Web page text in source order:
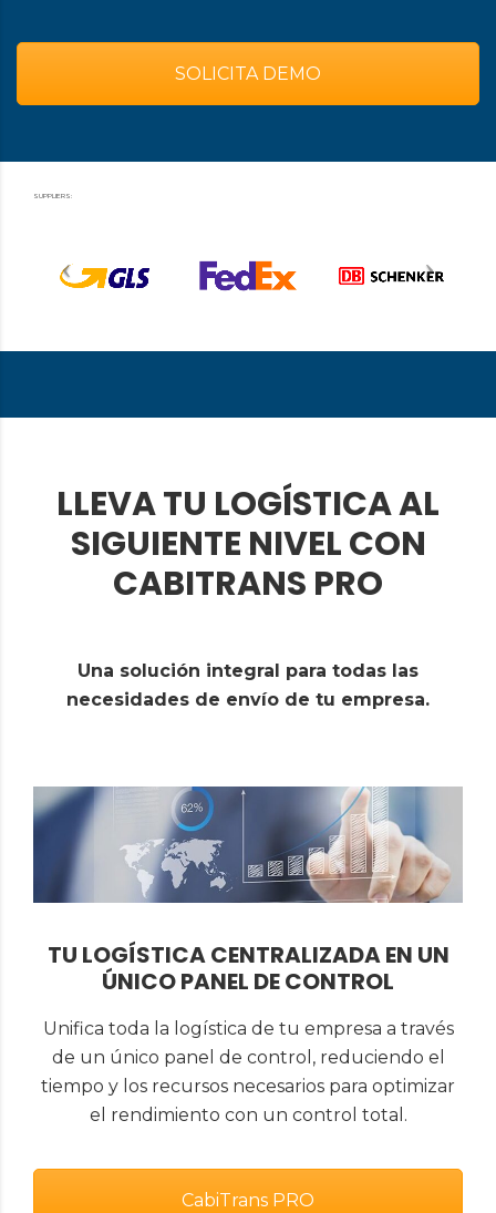
SOLICITA DEMO
SUPPLIERS:
LLEVA TU LOGÍSTICA AL
SIGUIENTE NIVEL CON
CABITRANS PRO
Una solución integral para todas las
necesidades de envío de tu empresa.
TU LOGÍSTICA CENTRALIZADA EN UN
ÚNICO PANEL DE CONTROL
Unifica toda la logística de tu empresa a través
de un único panel de control, reduciendo el
tiempo y los recursos necesarios para optimizar
el rendimiento con un control total.
CabiTrans PRO